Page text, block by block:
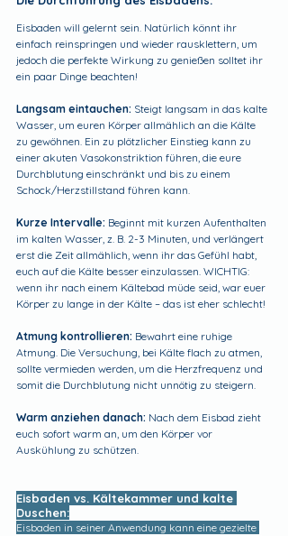
Eisbaden will gelernt sein. Natürlich könnt ihr
einfach reinspringen und wieder rausklettern, um
jedoch die perfekte Wirkung zu genießen solltet ihr
ein paar Dinge beachten!
Langsam eintauchen: Steigt langsam in das kalte
Wasser, um euren Körper allmählich an die Kälte
zu gewöhnen. Ein zu plötzlicher Einstieg kann zu
einer akuten Vasokonstriktion führen, die eure
Durchblutung einschränkt und bis zu einem
Schock/Herzstillstand führen kann.
Kurze Intervalle: Beginnt mit kurzen Aufenthalten
im kalten Wasser, z. B. 2-3 Minuten, und verlängert
erst die Zeit allmählich, wenn ihr das Gefühl habt,
euch auf die Kälte besser einzulassen. WICHTIG:
wenn ihr nach einem Kältebad müde seid, war euer
Körper zu lange in der Kälte – das ist eher schlecht!
Atmung kontrollieren: Bewahrt eine ruhige
Atmung. Die Versuchung, bei Kälte flach zu atmen,
sollte vermieden werden, um die Herzfrequenz und
somit die Durchblutung nicht unnötig zu steigern.
Warm anziehen danach: Nach dem Eisbad zieht
euch sofort warm an, um den Körper vor
Auskühlung zu schützen.
Eisbaden vs. Kältekammer und kalte
Duschen:
Eisbaden in seiner Anwendung kann eine gezielte